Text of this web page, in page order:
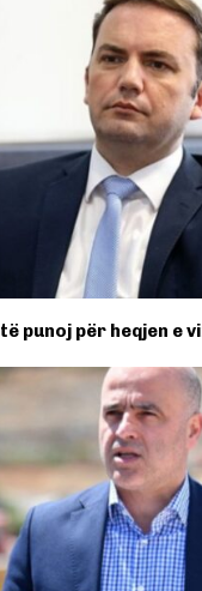
punoj për heqjen e